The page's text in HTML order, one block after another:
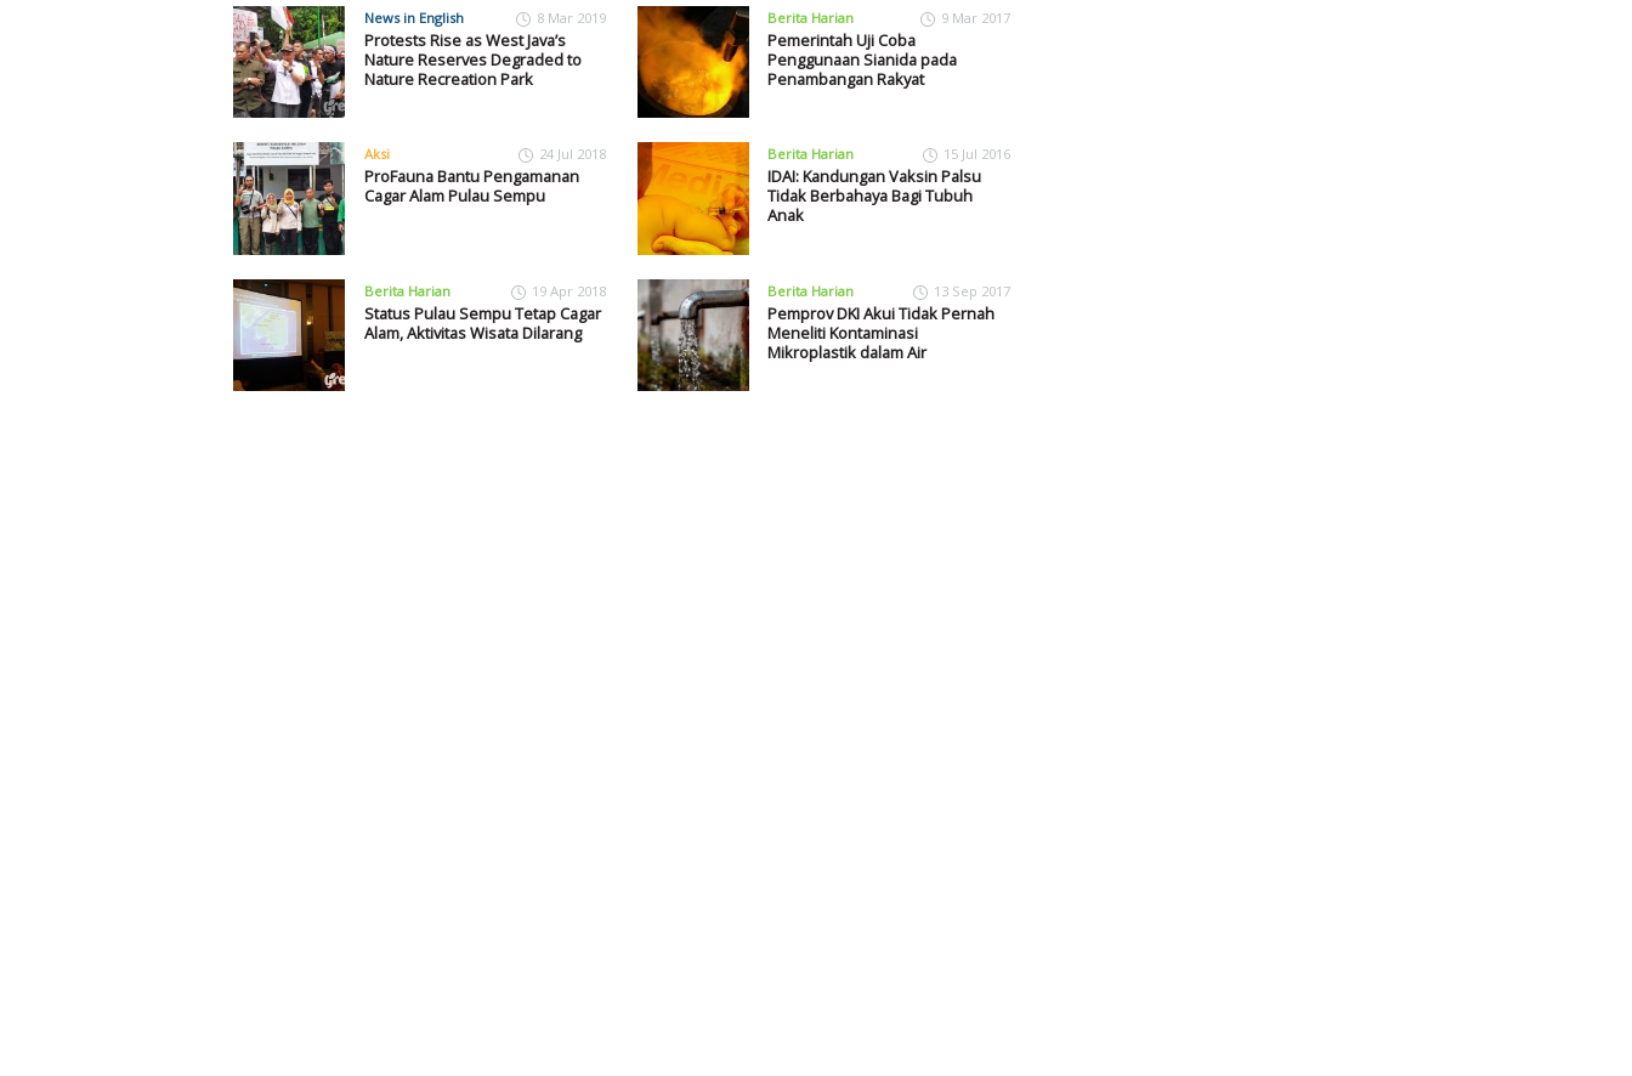
News in English 8 Mar 2019
Protests Rise as West Java’s
Nature Reserves Degraded to
Nature Recreation Park
Aksi 24 Jul 2018
ProFauna Bantu Pengamanan
Cagar Alam Pulau Sempu
Berita Harian 19 Apr 2018
Status Pulau Sempu Tetap Cagar
Alam, Aktivitas Wisata Dilarang
Berita Harian 9 Mar 2017
Pemerintah Uji Coba
Penggunaan Sianida pada
Penambangan Rakyat
Berita Harian 15 Jul 2016
IDAI: Kandungan Vaksin Palsu
Tidak Berbahaya Bagi Tubuh
Anak
Berita Harian 13 Sep 2017
Pemprov DKI Akui Tidak Pernah
Meneliti Kontaminasi
Mikroplastik dalam Air